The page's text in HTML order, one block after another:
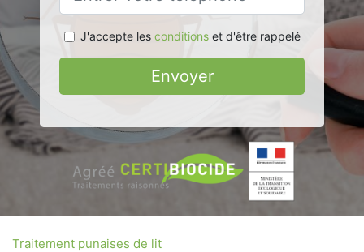
J'accepte les conditionset d'être rappelé
Envoyer
Traitement punaises de lit